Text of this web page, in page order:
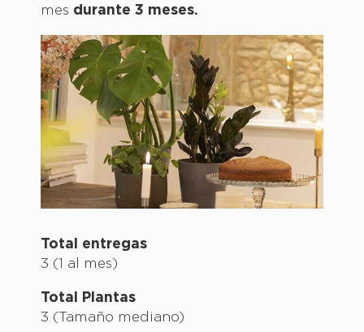
mes durante 3 meses.
Total entregas
3 (1 al mes)
Total Plantas
3 (Tamaño mediano)